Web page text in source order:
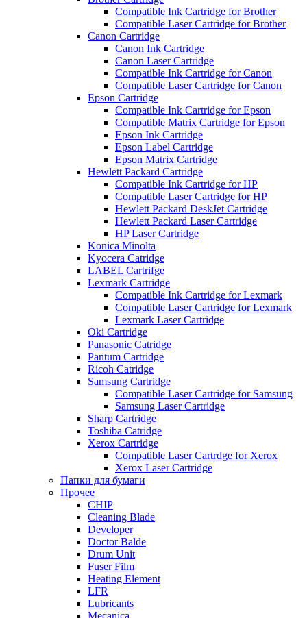
Compatible Ink Cartridge for Brother
Compatible Laser Cartridge for Brother
Canon Cartridge
Canon Ink Cartridge
Canon Laser Cartridge
Compatible Ink Cartridge for Canon
Compatible Laser Cartridge for Canon
Epson Cartridge
Compatible Ink Cartridge for Epson
Compatible Matrix Cartridge for Epson
Epson Ink Cartridge
Epson Label Cartridge
Epson Matrix Cartridge
Hewlett Packard Cartridge
Compatible Ink Cartridge for HP
Compatible Laser Cartridge for HP
Hewlett Packard DeskJet Cartridge
Hewlett Packard Laser Cartridge
HP Laser Cartridge
Konica Minolta
Kyocera Catridge
LABEL Cartrifge
Lexmark Cartridge
Compatible Ink Cartridge for Lexmark
Compatible Laser Cartridge for Lexmark
Lexmark Laser Cartridge
Oki Cartridge
Panasonic Catridge
Pantum Cartridge
Ricoh Catridge
Samsung Cartridge
Compatible Laser Cartridge for Samsung
Samsung Laser Cartridge
Sharp Cartridge
Toshiba Catridge
Xerox Cartridge
Compatible Laser Cartrdge for Xerox
Xerox Laser Cartridge
Папки для бумаги
Прочее
CHIP
Cleaning Blade
Developer
Doctor Balde
Drum Unit
Fuser Film
Heating Element
LFR
Lubricants
Mecanica